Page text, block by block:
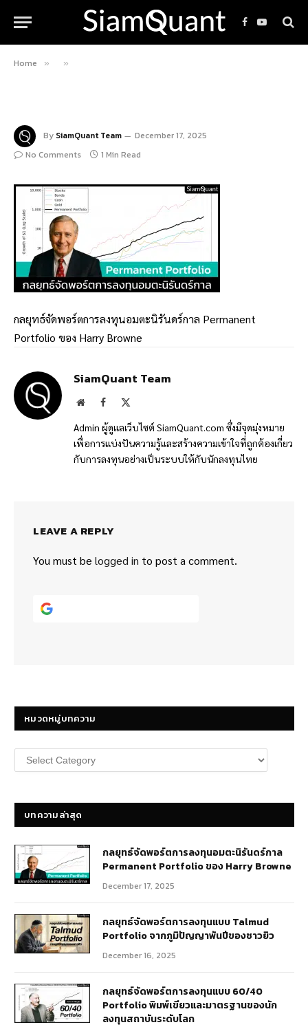
Facebook
YouTube
Home » »
By SiamQuant Team
December 17, 2025
No Comments
1 Min Read
กลยุทธ์จัดพอร์ตการลงทุนอมตะนิรันดร์กาล Permanent
Portfolio ของ Harry Browne
SiamQuant Team
WebsiteFacebook
Admin ผู้ดูแลเว็บไซต์ SiamQuant.com ซึ่งมีจุดมุ่งหมาย
เพื่อการแบ่งปันความรู้และสร้างความเข้าใจที่ถูกต้องเกี่ยว
กับการลงทุนอย่างเป็นระบบให้กับนักลงทุนไทย
LEAVE A REPLY
You must be logged in to post a comment.
หมวดหมู่บทความ
หมวด
หมู่
บทความล่าสุด
กลยุทธ์​จัดพอร์ตการลงทุนอมตะนิรันดร์กาล
Permanent Portfolio ของ Harry Browne
December 17, 2025
กลยุทธ์จัดพอร์ตการลงทุนแบบ Talmud
Portfolio จากภูมิปัญญาพันปีของชาวยิว
December 16, 2025
กลยุทธ์จัดพอร์ตการลงทุนแบบ 60/40
Portfolio พิมพ์เขียวและมาตรฐานของนัก
ลงทุนสถาบันระดับโลก